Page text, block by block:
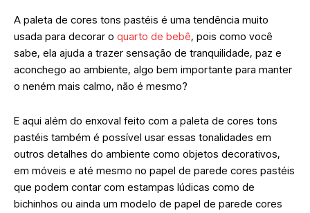
A paleta de cores tons pastéis é uma tendência muito
usada para decorar o quarto de bebê, pois como você
sabe, ela ajuda a trazer sensação de tranquilidade, paz e
aconchego ao ambiente, algo bem importante para manter
o neném mais calmo, não é mesmo?
E aqui além do enxoval feito com a paleta de cores tons
pastéis também é possível usar essas tonalidades em
outros detalhes do ambiente como objetos decorativos,
em móveis e até mesmo no papel de parede cores pastéis
que podem contar com estampas lúdicas como de
bichinhos ou ainda um modelo de papel de parede cores